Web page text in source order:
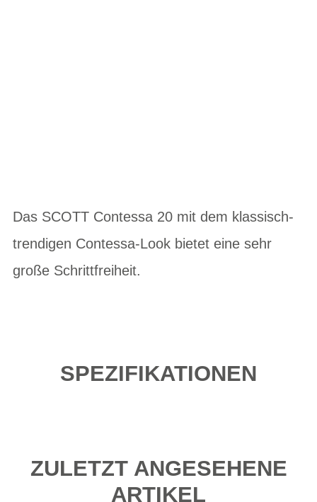
Das SCOTT Contessa 20 mit dem klassisch-
trendigen Contessa-Look bietet eine sehr
große Schrittfreiheit.
SPEZIFIKATIONEN
ZULETZT ANGESEHENE
ARTIKEL